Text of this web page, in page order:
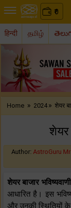
₹
0
हिन्दी தமிழ்
Previous
Home » 2024 » शेयर
शेयर
Author: AstroGuru
शेयर बाजार
आधारित है। इस
और उनकी स्थितियों